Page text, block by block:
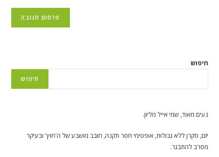
חיפוש
חיפוש
נעים מאוד, שמי אייל מליון.
יזם, סקרן ללא גבולות, אופטימי חסר תקנה, חובב מושבע של ה'חוץ' ובעיקר
מסרב להתבגר.